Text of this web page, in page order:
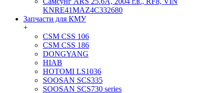
KNRE41MAZ4C332680
Запчасти для КМУ
+
CSM CSS 106
CSM CSS 186
DONGYANG
HIAB
HOTOMI LS1036
SOOSAN SCS335
SOOSAN SCS730 series